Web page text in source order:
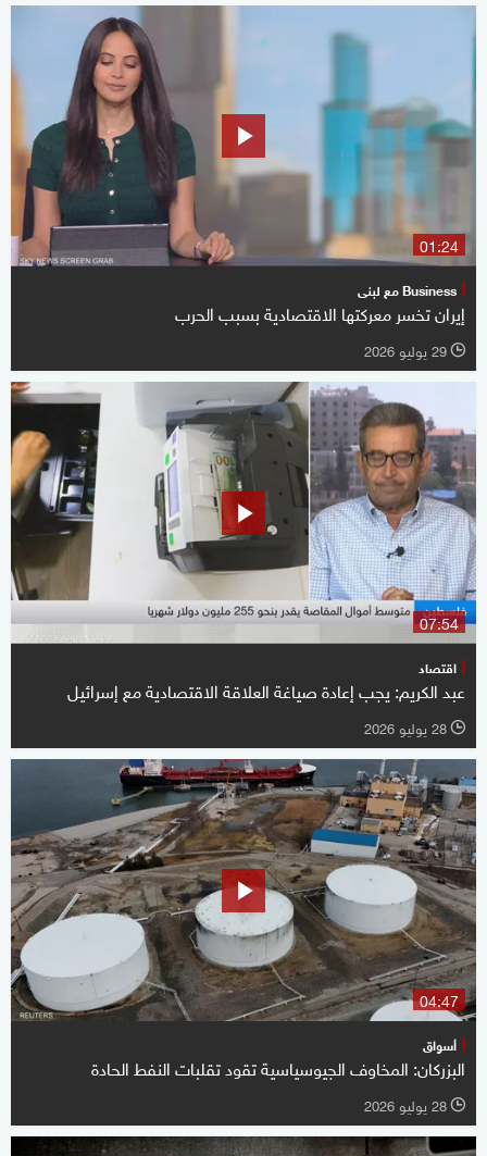
01:24
Business مع لبنى
إيران تخسر معركتها الاقتصادية بسبب الحرب
l 29 يوليو 2026
07:54
اقتصاد
عبد الكريم: يجب إعادة صياغة العلاقة الاقتصادية مع إسرائيل
l 28 يوليو 2026
04:47
أسواق
البزركان: المخاوف الجيوسياسية تقود تقلبات النفط الحادة
l 28 يوليو 2026